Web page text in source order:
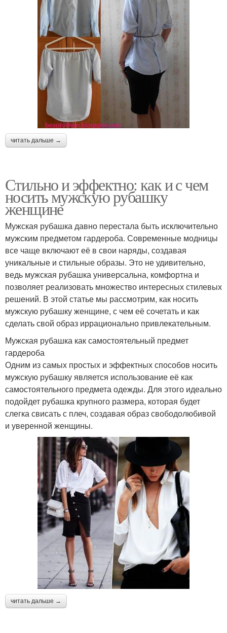
читать дальше →
Стильно и эффектно: как и с чем
носить мужскую рубашку
женщине
Мужская рубашка давно перестала быть исключительно
мужским предметом гардероба. Современные модницы
все чаще включают её в свои наряды, создавая
уникальные и стильные образы. Это не удивительно,
ведь мужская рубашка универсальна, комфортна и
позволяет реализовать множество интересных стилевых
решений. В этой статье мы рассмотрим, как носить
мужскую рубашку женщине, с чем её сочетать и как
сделать свой образ иррационально привлекательным.
Мужская рубашка как самостоятельный предмет
гардероба
Одним из самых простых и эффектных способов носить
мужскую рубашку является использование её как
самостоятельного предмета одежды. Для этого идеально
подойдет рубашка крупного размера, которая будет
слегка свисать с плеч, создавая образ свободолюбивой
и уверенной женщины.
читать дальше →